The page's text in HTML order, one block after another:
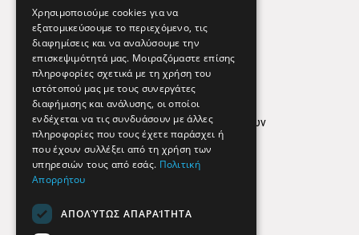
Εφημερεύοντα Φαρμακεία
Απόρρητο
Όροι Χρήσης
Πολιτική προστασίας δεδομένων
Findhere
Social Media
Χρησιμοποιούμε cookies για να
εξατομικεύσουμε το περιεχόμενο, τις
διαφημίσεις και να αναλύσουμε την
επισκεψιμότητά μας. Μοιραζόμαστε επίσης
πληροφορίες σχετικά με τη χρήση του
ιστότοπού μας με τους συνεργάτες
διαφήμισης και ανάλυσης, οι οποίοι
ενδέχεται να τις συνδυάσουν με άλλες
πληροφορίες που τους έχετε παράσχει ή
που έχουν συλλέξει από τη χρήση των
υπηρεσιών τους από εσάς. Πολιτική
Απορρήτου
ΑΠΟΛΎΤΩΣ ΑΠΑΡΑΊΤΗΤΑ